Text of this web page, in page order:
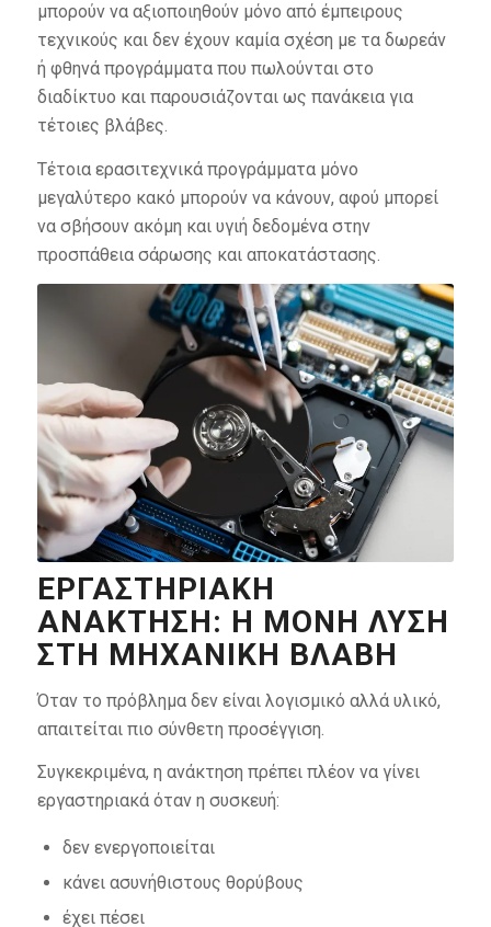
μπορούν να αξιοποιηθούν μόνο από έμπειρους
τεχνικούς και δεν έχουν καμία σχέση με τα δωρεάν
ή φθηνά προγράμματα που πωλούνται στο
διαδίκτυο και παρουσιάζονται ως πανάκεια για
τέτοιες βλάβες.
Τέτοια ερασιτεχνικά προγράμματα μόνο
μεγαλύτερο κακό μπορούν να κάνουν, αφού μπορεί
να σβήσουν ακόμη και υγιή δεδομένα στην
προσπάθεια σάρωσης και αποκατάστασης.
ΕΡΓΑΣΤΗΡΙΑΚΉ
ΑΝΆΚΤΗΣΗ: Η ΜΌΝΗ ΛΎΣΗ
ΣΤΗ ΜΗΧΑΝΙΚΉ ΒΛΆΒΗ
Όταν το πρόβλημα δεν είναι λογισμικό αλλά υλικό,
απαιτείται πιο σύνθετη προσέγγιση.
Συγκεκριμένα, η ανάκτηση πρέπει πλέον να γίνει
εργαστηριακά όταν η συσκευή:
δεν ενεργοποιείται
κάνει ασυνήθιστους θορύβους
έχει πέσει